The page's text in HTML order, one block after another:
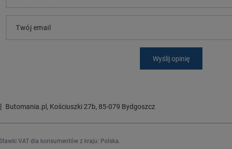
Twój email
Wyślij opinię
Butomania.pl , Kościuszki 27b, 85-079 Bydgoszcz
Stawki VAT dla konsumentów z kraju: Polska